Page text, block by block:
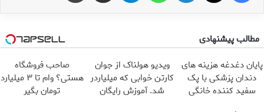
مطالب پیشنهادی
پایان دغدغه هزینه های
دندان پزشکی با پک
سفید کننده خانگی
ویدیو هولناک از جوان
کارتن خوابی که میلیاردر
شد. آموزش رایگان
صاحب فروشگاه
هستی؟ وام تا ۳ میلیارد
تومان بگیر